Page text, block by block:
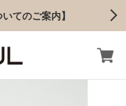
てのご案内】